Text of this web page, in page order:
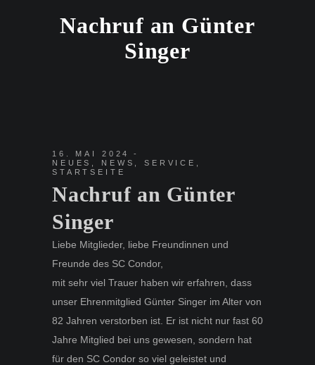
Nachruf an Günter
Singer
16. MAI 2024
NEUES
NEWS ,SERVICE
STARTSEITE
Nachruf an Günter
Singer
Liebe Mitglieder, liebe Freundinnen und
Freunde des SC Condor,
mit sehr viel Trauer haben wir erfahren, dass
unser Ehrenmitglied Günter Singer im Alter von
82 Jahren verstorben ist. Er ist nicht nur fast 60
Jahre Mitglied bei uns gewesen, sondern hat
für den SC Condor so viel geleistet und